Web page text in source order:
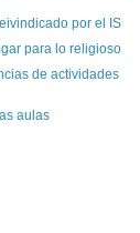
por el IS
para lo religioso
de actividades
aulas